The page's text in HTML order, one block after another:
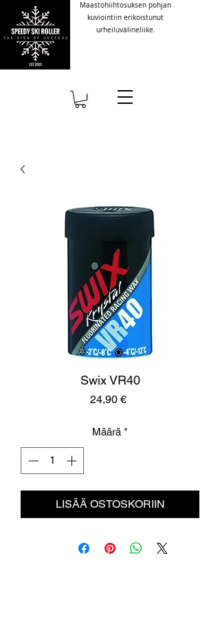
Maastohiihtosuksen pohjan
kuviointiin erikoistunut
urheiluvälineliike.
Swix VR40
24,90 €Hinta
Määrä *
LISÄÄ OSTOSKORIIN